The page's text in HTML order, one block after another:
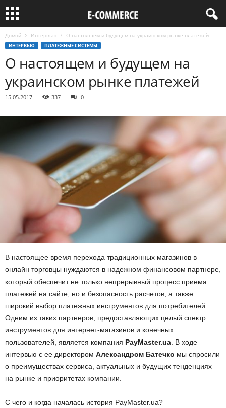
Домой Интервью О настоящем и будущем на украинском рынке платежей
ИНТЕРВЬЮ ПЛАТЕЖНЫЕ СИСТЕМЫ
О настоящем и будущем на
украинском рынке платежей
15.05.2017 337 0
В настоящее время перехода традиционных магазинов в
онлайн торговцы нуждаются в надежном финансовом партнере,
который обеспечит не только непрерывный процесс приема
платежей на сайте, но и безопасность расчетов, а также
широкий выбор платежных инструментов для потребителей.
Одним из таких партнеров, предоставляющих целый спектр
инструментов для интернет-магазинов и конечных
пользователей, является компания PayMaster.ua . В ходе
интервью с ее директором Александром Батечко мы спросили
о преимуществах сервиса, актуальных и будущих тенденциях
на рынке и приоритетах компании.
С чего и когда началась история PayMaster.ua?